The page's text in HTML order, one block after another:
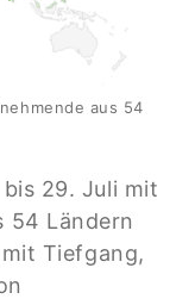
aus 54
29. Juli mit
54 Ländern
Tiefgang,